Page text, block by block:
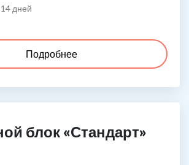
дней
Подробнее
блок «Стандарт»